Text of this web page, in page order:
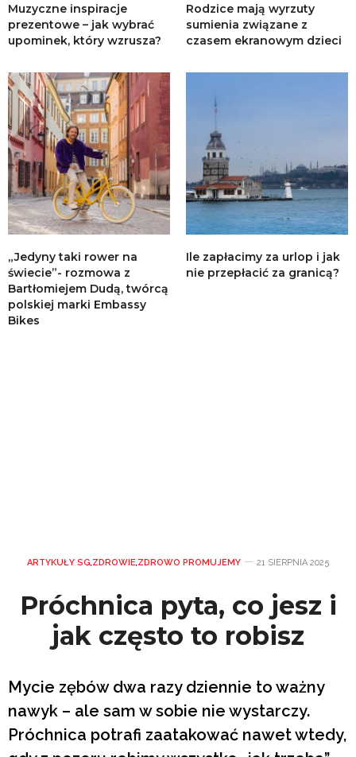
Muzyczne inspiracje
prezentowe – jak wybrać
upominek, który wzrusza?
Rodzice mają wyrzuty
sumienia związane z
czasem ekranowym dzieci
„Jedyny taki rower na
świecie”- rozmowa z
Bartłomiejem Dudą, twórcą
polskiej marki Embassy
Bikes
Ile zapłacimy za urlop i jak
nie przepłacić za granicą?
ARTYKUŁY SG,ZDROWIE,ZDROWO PROMUJEMY 21 SIERPNIA 2025
Próchnica pyta, co jesz i
jak często to robisz
Mycie zębów dwa razy dziennie to ważny
nawyk – ale sam w sobie nie wystarczy.
Próchnica potrafi zaatakować nawet wtedy,